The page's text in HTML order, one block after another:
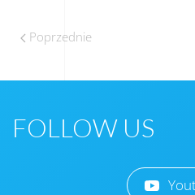
Poprzednie
FOLLOW US